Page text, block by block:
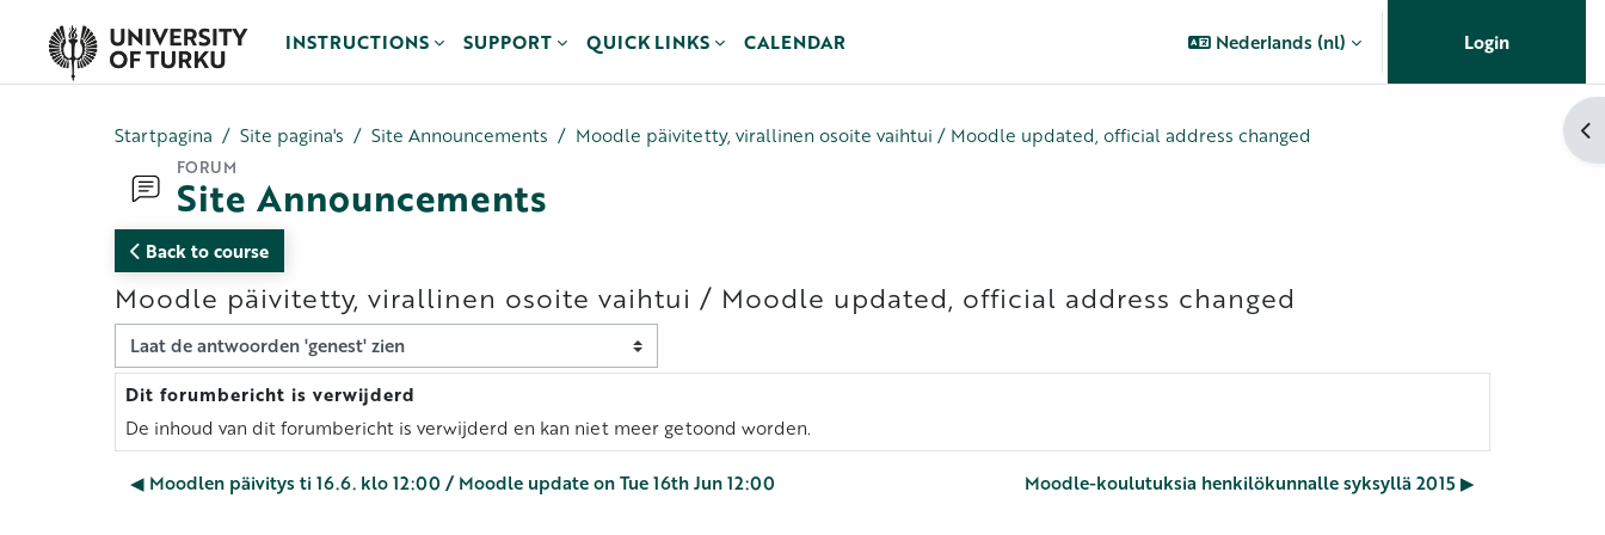
INSTRUCTIONS
SUPPORT QUICK LINKS CALENDAR Nederlands ‎(nl)‎ Login
Startpagina Site pagina's Site Announcements Moodle päivitetty, virallinen osoite vaihtui / Moodle updated, official address changed
FORUM
Site Announcements
Back to course
Moodle päivitetty, virallinen osoite vaihtui / Moodle updated, official address changed
Toon modus
Dit forumbericht is verwijderd
Aantal antwoorden: 0
De inhoud van dit forumbericht is verwijderd en kan niet meer getoond worden.
◀︎ Moodlen päivitys ti 16.6. klo 12:00 / Moodle update on Tue 16th Jun 12:00 Moodle-koulutuksia henkilökunnalle syksyllä 2015 ▶︎